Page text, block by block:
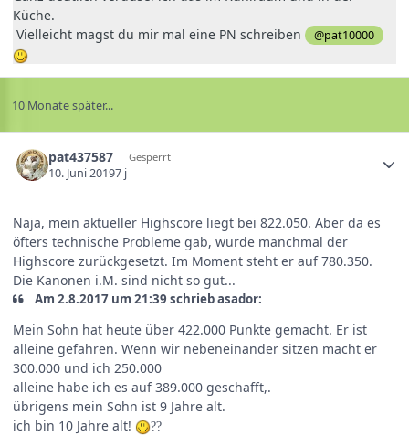
Küche.
Vielleicht magst du mir mal eine PN schreiben
@pat10000
10 Monate später...
pat437587 Gesperrt
10. Juni 20197 j
Naja, mein aktueller Highscore liegt bei 822.050. Aber da es
öfters technische Probleme gab, wurde manchmal der
Highscore zurückgesetzt. Im Moment steht er auf 780.350.
Die Kanonen i.M. sind nicht so gut...
Am 2.8.2017 um 21:39 schrieb asador:
Mein Sohn hat heute über 422.000 Punkte gemacht. Er ist
alleine gefahren. Wenn wir nebeneinander sitzen macht er
300.000 und ich 250.000
alleine habe ich es auf 389.000 geschafft,.
übrigens mein Sohn ist 9 Jahre alt.
ich bin 10 Jahre alt!
??